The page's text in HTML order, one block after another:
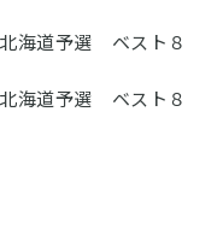
海道予選 ベスト８
海道予選 ベスト８